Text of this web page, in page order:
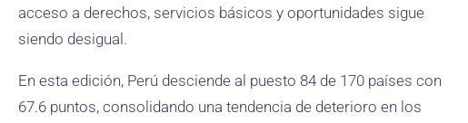
acceso a derechos, servicios básicos y oportunidades sigue
siendo desigual.
En esta edición, Perú desciende al puesto 84 de 170 países con
67.6 puntos, consolidando una tendencia de deterioro en los